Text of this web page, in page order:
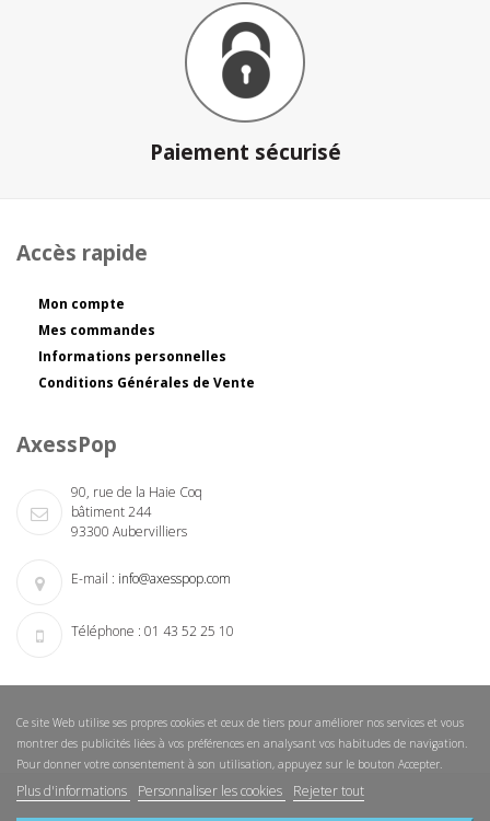
Paiement sécurisé
Accès rapide
Mon compte
Mes commandes
Informations personnelles
Conditions Générales de Vente
AxessPop
90, rue de la Haie Coq
bâtiment 244
93300 Aubervilliers
E-mail : info@axesspop.com
Téléphone : 01 43 52 25 10
Ce site Web utilise ses propres cookies et ceux de tiers pour améliorer nos services et vous
montrer des publicités liées à vos préférences en analysant vos habitudes de navigation.
Pour donner votre consentement à son utilisation, appuyez sur le bouton Accepter.
Plus d'informations Personnaliser les cookies Rejeter tout